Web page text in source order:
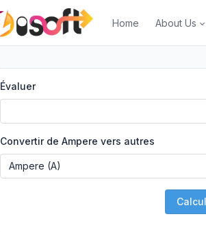
Home About Us
Évaluer
Convertir de Ampere vers autres